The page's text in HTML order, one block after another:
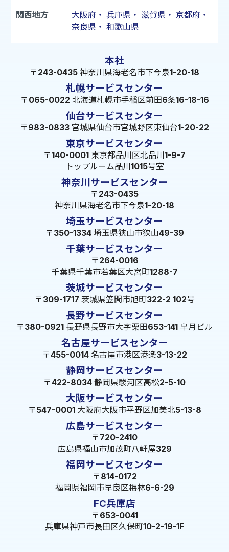
関西地方 大阪府 ・ 兵庫県 ・ 滋賀県 ・ 京都府 ・
奈良県 ・ 和歌山県
本社
〒243-0435 神奈川県海老名市下今泉1-20-18
札幌サービスセンター
〒065-0022 北海道札幌市手稲区前田6条16-18-16
仙台サービスセンター
〒983-0833 宮城県仙台市宮城野区東仙台1-20-22
東京サービスセンター
〒140-0001 東京都品川区北品川1-9-7
トップルーム品川1015号室
神奈川サービスセンター
〒243-0435
神奈川県海老名市下今泉1-20-18
埼玉サービスセンター
〒350-1334 埼玉県狭山市狭山49-39
千葉サービスセンター
〒264-0016
千葉県千葉市若葉区大宮町1288-7
茨城サービスセンター
〒309-1717 茨城県笠間市旭町322-2 102号
長野サービスセンター
〒380-0921 長野県長野市大字栗田653-141 皐月ビル
名古屋サービスセンター
〒455-0014 名古屋市港区港楽3-13-22
静岡サービスセンター
〒422-8034 静岡県駿河区高松2-5-10
大阪サービスセンター
〒547-0001 大阪府大阪市平野区加美北5-13-8
広島サービスセンター
〒720-2410
広島県福山市加茂町八軒屋329
福岡サービスセンター
〒814-0172
福岡県福岡市早良区梅林6-6-29
FC兵庫店
〒653-0041
兵庫県神戸市長田区久保町10-2-19-1F